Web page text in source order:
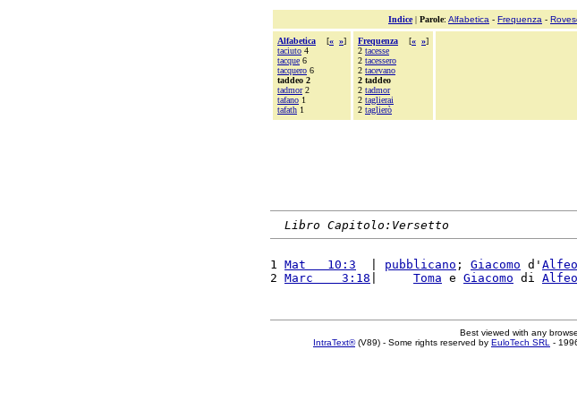
Indice| Parole: Alfabetica - Frequenza -
Alfabetica [« »]
taciuto 4
tacque 6
tacquero 6
taddeo 2
tadmor2
tafano 1
tafath 1
Frequenza [« »]
2 tacesse
2 tacessero
2 tacevano
2 taddeo
2 tadmor
2 taglierai
2 taglierò
Libro Capitolo:Versetto
1 Mat   10:3 pubblicano ; Giacomo d' Alfeo
2 Marc    3:18 Toma e Giacomo di Alfeo
Best viewed with any
IntraText®(V89) - Some rights reserved by EuloTech SRL -